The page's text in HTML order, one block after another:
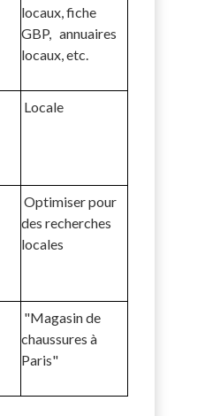
locaux, fiche
GBP, annuaires
locaux, etc.
Locale
Optimiser pour
des recherches
locales
"Magasin de
chaussures à
Paris"